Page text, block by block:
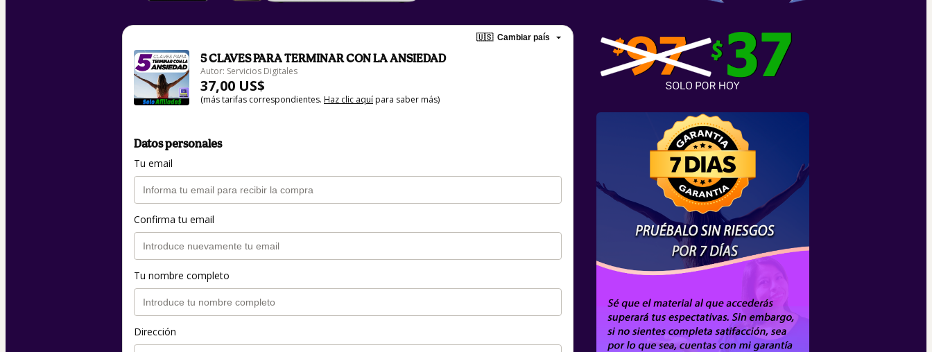
🇺🇸 Cambiar país
5 CLAVES PARA TERMINAR CON LA ANSIEDAD
Autor: Servicios Digitales
37,00 US$
(más tarifas correspondientes. Haz clic aquí para saber más)
Datos personales
Tu email
Confirma tu email
Tu nombre completo
Dirección